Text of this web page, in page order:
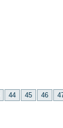
44 45 46